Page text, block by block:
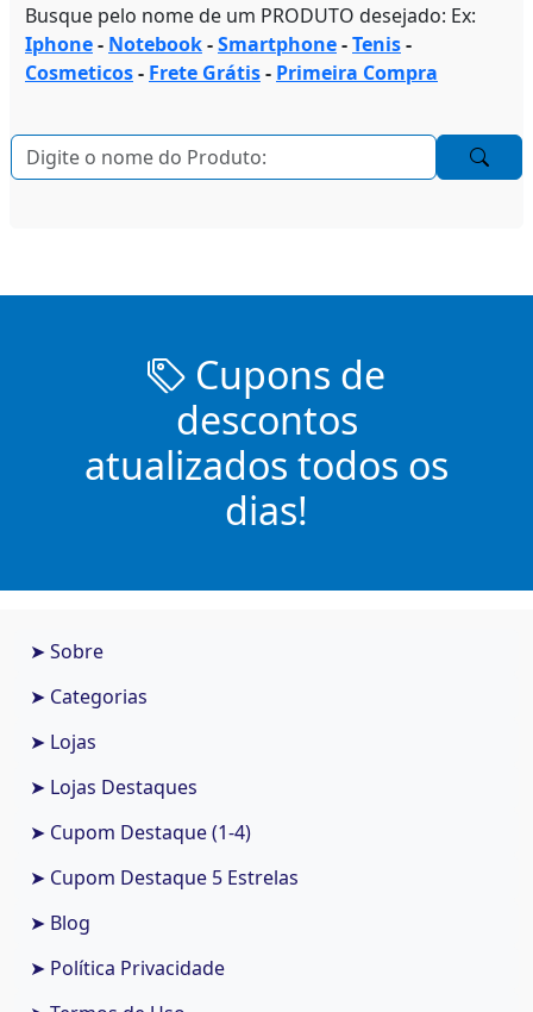
Busque pelo nome de um PRODUTO desejado: Ex:
Iphone- Notebook-Smartphone-Tenis-
Cosmeticos- Frete Grátis- Primeira Compra
Cupons de
descontos
atualizados todos os
dias!
➤ Sobre
➤ Categorias
➤ Lojas
➤ Lojas Destaques
➤ Cupom Destaque (1-4)
➤ Cupom Destaque 5 Estrelas
➤ Blog
➤ Política Privacidade